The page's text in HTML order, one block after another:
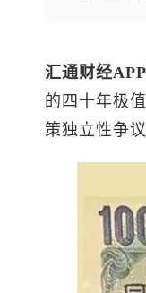
汇通财经
的四十年极
策独立性争